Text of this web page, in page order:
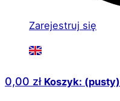
Zarejestruj się
0,00 zł Koszyk: (pusty)